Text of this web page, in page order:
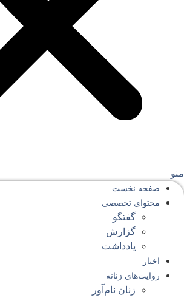
صفحه‌ نخست
محتوای‌ تخصصی
گفتگو
گزارش
یادداشت
اخبار
روایت‌های زنانه
زنان نام‌آور